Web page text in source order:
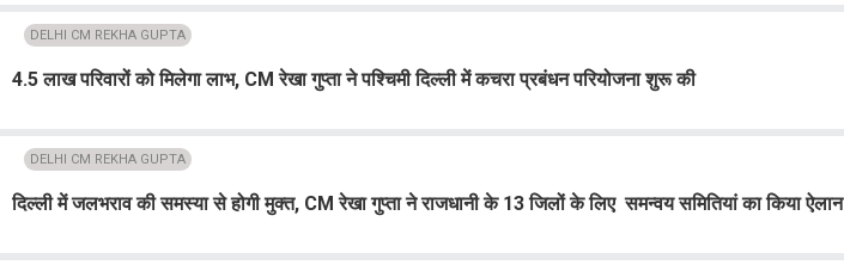
DELHI CM REKHA GUPTA
4.5 लाख परिवारों को मिलेगा लाभ, CM रेखा गुप्ता ने पश्चिमी दिल्ली में कचरा प्रबंधन परियोजना शुरू की
DELHI CM REKHA GUPTA
दिल्ली में जलभराव की समस्या से होगी मुक्त, CM रेखा गुप्ता ने राजधानी के 13 जिलों के लिए समन्वय समितियां का किया ऐलान